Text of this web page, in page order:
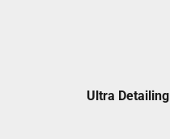
Ultra Detailing